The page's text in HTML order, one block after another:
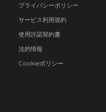
プライバシーポリシー
サービス利用規約
使用許諾契約書
法的情報
Cookieポリシー